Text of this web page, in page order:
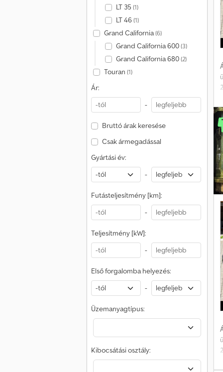
LT 35 (1)
LT 46(1)
Grand California(6)
Grand California 600(3)
Grand California 680(2)
Touran (1)
Ár:
-
Bruttó árak keresése
Csak ármegadással
Gyártási év:
-
Futásteljesítmény [km]:
-
Teljesítmény [kW]:
-
Első forgalomba helyezés:
-
Üzemanyagtípus:
Kibocsátási osztály:
2
2